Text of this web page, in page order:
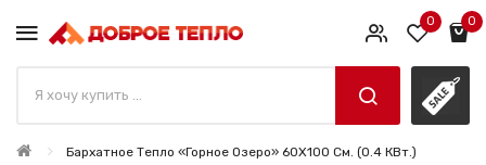
0 0
Бархатное Тепло «Горное Озеро» 60X100 См. (0.4 КВт.)